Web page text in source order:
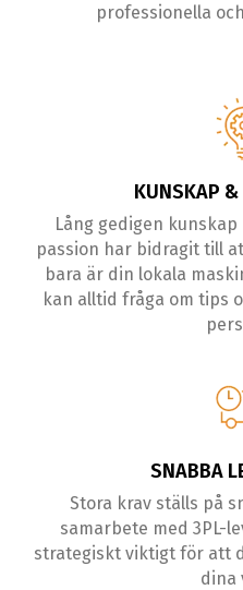
professionella
KUNSKAP &
Lång gedigen
passion har bidragit till
bara är din lokala
kan alltid fråga om tips
SNABBA
Stora krav ställs på
samarbete med 3PL-
strategiskt viktigt för att
dina